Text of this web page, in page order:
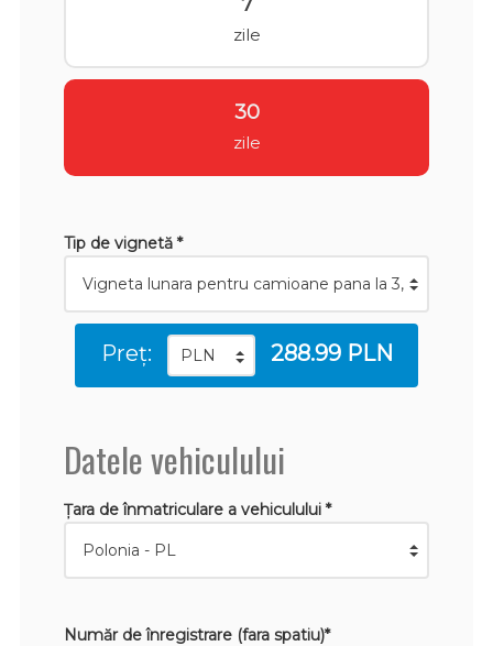
zile
30
zile
Tip de vignetă *
Preț: 288.99 PLN
Datele vehiculului
Țara de înmatriculare a vehiculului *
Număr de înregistrare (fara spatiu)*